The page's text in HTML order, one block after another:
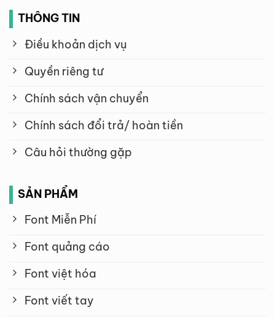
THÔNG TIN
Điều khoản dịch vụ
Quyền riêng tư
Chính sách vận chuyển
Chính sách đổi trả/ hoàn tiền
Câu hỏi thường gặp
SẢN PHẨM
Font Miễn Phí
Font quảng cáo
Font việt hóa
Font viết tay